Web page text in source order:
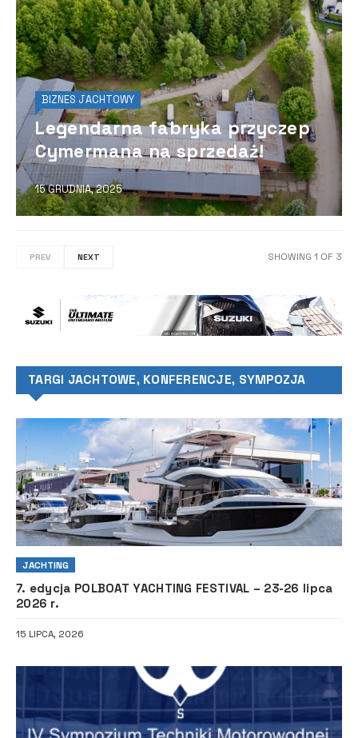
BIZNES JACHTOWY
Legendarna fabryka przyczep
Cymermana na sprzedaż!
15 GRUDNIA, 2025
PREV NEXT SHOWING 1 OF 3
TARGI JACHTOWE, KONFERENCJE, SYMPOZJA
JACHTING
7. edycja POLBOAT YACHTING FESTIVAL – 23-26 lipca
2026 r.
15 LIPCA, 2026